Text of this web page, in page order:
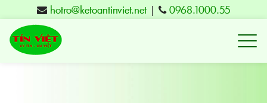
hotro@ketoantinviet.net| 0968.1000.55
Kế